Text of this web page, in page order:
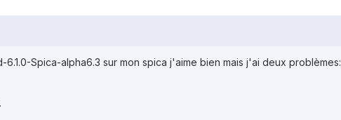
Spica-alpha6.3 sur mon spica j'aime bien mais j'ai deux problèmes: